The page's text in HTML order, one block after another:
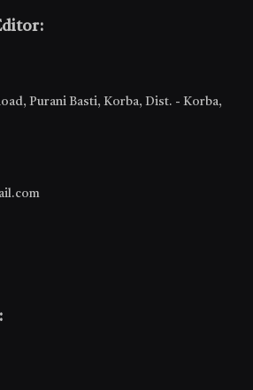
Purani Basti, Korba, Dist. - Korba,